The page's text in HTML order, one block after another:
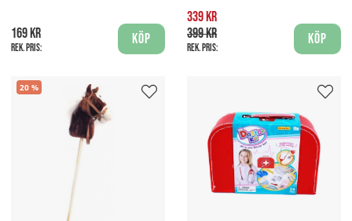
169 kr
Rek. pris:
Köp
339 kr
399 kr
Rek. pris:
Köp
20